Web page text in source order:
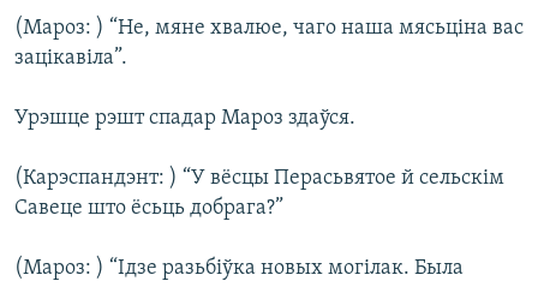
(Мароз: ) “Не, мяне хвалюе, чаго наша мясьціна вас
зацікавіла”.
Урэшце рэшт спадар Мароз здаўся.
(Карэспандэнт: ) “У вёсцы Перасьвятое й сельскім
Савеце што ёсьць добрага?”
(Мароз: ) “Ідзе разьбіўка новых могілак. Была